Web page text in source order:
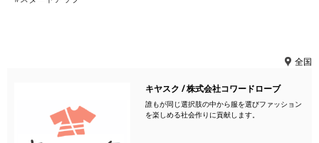
全国
キヤスク / 株式会社コワードローブ
誰もが同じ選択肢の中から服を選びファッション
を楽しめる社会作りに貢献します。